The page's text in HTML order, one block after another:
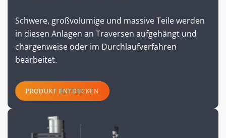
Schwere, großvolumige und massive Teile werden
in diesen Anlagen an Traversen aufgehängt und
chargenweise oder im Durchlaufverfahren
bearbeitet.
PRODUKT ENTDECKEN